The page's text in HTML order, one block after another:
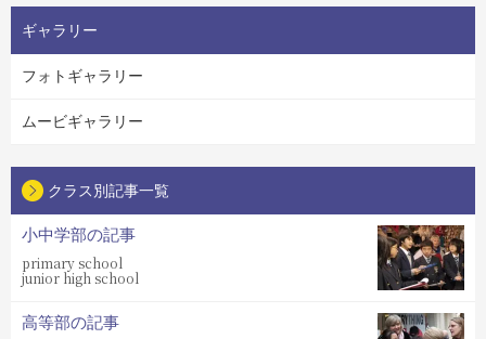
ギャラリー
フォトギャラリー
ムービギャラリー
クラス別記事一覧
小中学部の記事
primary school
junior high school
高等部の記事